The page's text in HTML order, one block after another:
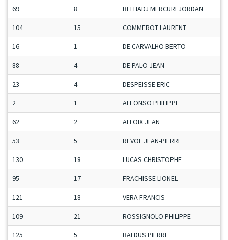
69 8 BELHADJ MERCURI JORDAN
104 15 COMMEROT LAURENT
16 1 DE CARVALHO BERTO
88 4 DE PALO JEAN
23 4 DESPEISSE ERIC
2 1 ALFONSO PHILIPPE
62 2 ALLOIX JEAN
53 5 REVOL JEAN-PIERRE
130 18 LUCAS CHRISTOPHE
95 17 FRACHISSE LIONEL
121 18 VERA FRANCIS
109 21 ROSSIGNOLO PHILIPPE
125 5 BALDUS PIERRE